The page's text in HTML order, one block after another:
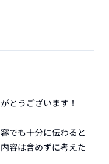
とうございます！
でも十分に伝わると
容は含めずに考えた